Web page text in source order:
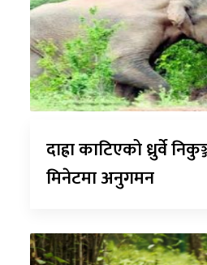
दाह्रा काटिएको ध्रुर्वे
मिनेटमा अनुगमन